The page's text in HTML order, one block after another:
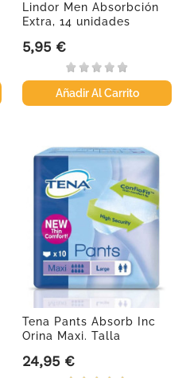
Lindor Men Absorbción
Extra, 14 unidades
Precio
5,95 €
Añadir Al Carrito
Tena Pants Absorb Inc
Orina Maxi. Talla
Precio
24,95 €